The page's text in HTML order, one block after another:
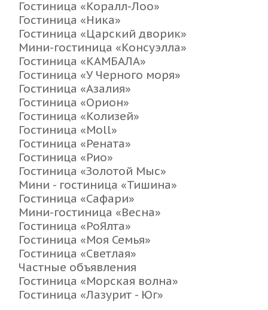
Гостиница «Коралл-Лоо»
Гостиница «Ника»
Гостиница «Царский дворик»
Мини-гостиница «Консуэлла»
Гостиница «КАМБАЛА»
Гостиница «У Черного моря»
Гостиница «Азалия»
Гостиница «Орион»
Гостиница «Колизей»
Гостиница «Moll»
Гостиница «Рената»
Гостиница «Рио»
Гостиница «Золотой Мыс»
Мини - гостиница «Тишина»
Гостиница «Сафари»
Мини-гостиница «Весна»
Гостиница «РоЯлта»
Гостиница «Моя Семья»
Гостиница «Светлая»
Частные объявления
Гостиница «Морская волна»
Гостиница «Лазурит - Юг»